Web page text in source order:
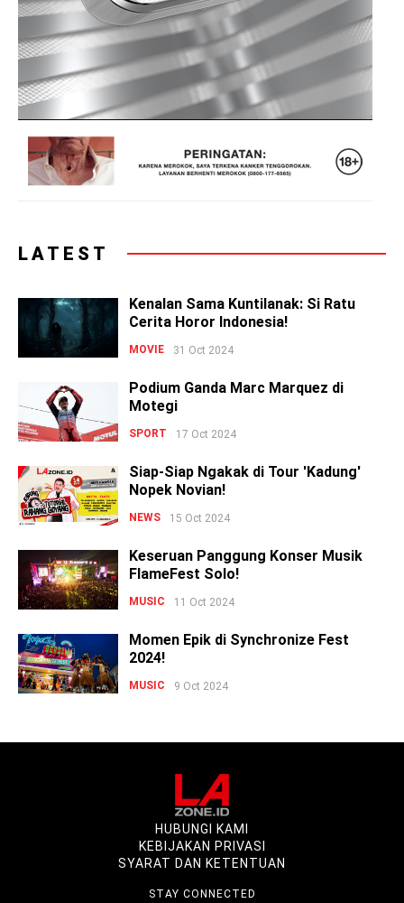
LATEST
Kenalan Sama Kuntilanak: Si Ratu
Cerita Horor Indonesia!
MOVIE 31 Oct 2024
Podium Ganda Marc Marquez di
Motegi
SPORT 17 Oct 2024
Siap-Siap Ngakak di Tour 'Kadung'
Nopek Novian!
NEWS 15 Oct 2024
Keseruan Panggung Konser Musik
FlameFest Solo!
MUSIC 11 Oct 2024
Momen Epik di Synchronize Fest
2024!
MUSIC 9 Oct 2024
HUBUNGI KAMI
KEBIJAKAN PRIVASI
SYARAT DAN KETENTUAN
STAY CONNECTED